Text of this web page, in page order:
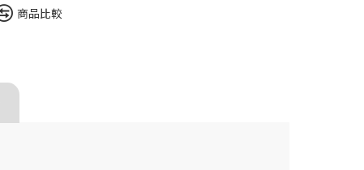
商品比較